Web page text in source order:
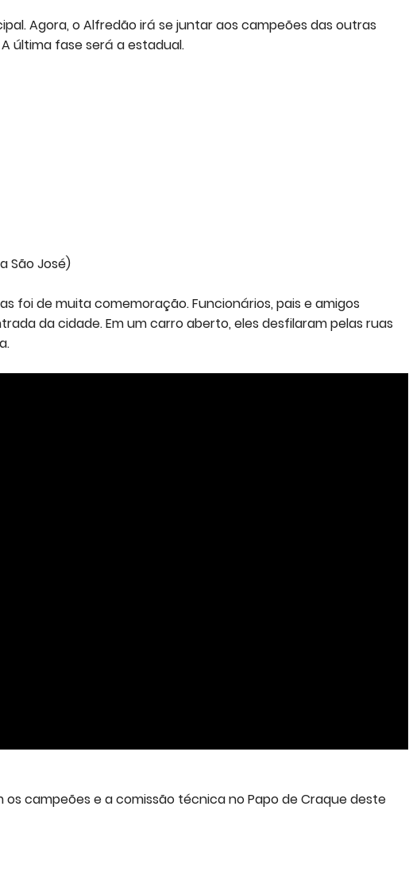
Agora, o Alfredão irá se juntar aos campeões das outras
última fase será a estadual.
São José)
foi de muita comemoração. Funcionários, pais e amigos
da cidade. Em um carro aberto, eles desfilaram pelas ruas
campeões e a comissão técnica no Papo de Craque deste